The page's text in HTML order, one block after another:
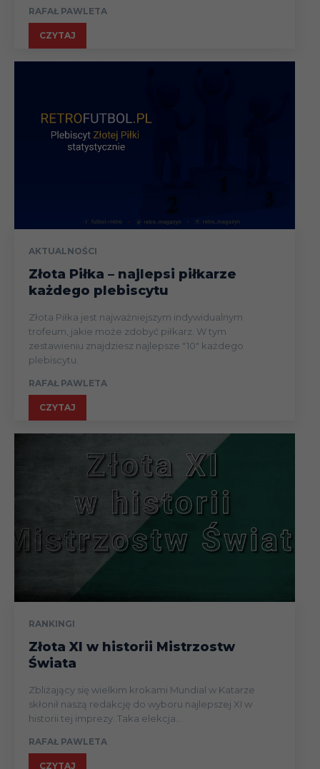
RAFAŁ PAWLETA
CZYTAJ
AKTUALNOŚCI
Złota Piłka – najlepsi piłkarze
każdego plebiscytu
Złota Piłka jest najważniejszym indywidualnym
trofeum, jakie może zdobyć piłkarz. W tym
zestawieniu znajdziesz najlepsze "10" każdego
plebiscytu.
RAFAŁ PAWLETA
CZYTAJ
RANKINGI
Złota XI w historii Mistrzostw
Świata
Zbliżający się wielkim krokami Mundial w Katarze
skłonił naszą redakcję do wyboru najlepszej XI w
historii tej imprezy. Taka elekcja...
RAFAŁ PAWLETA
CZYTAJ